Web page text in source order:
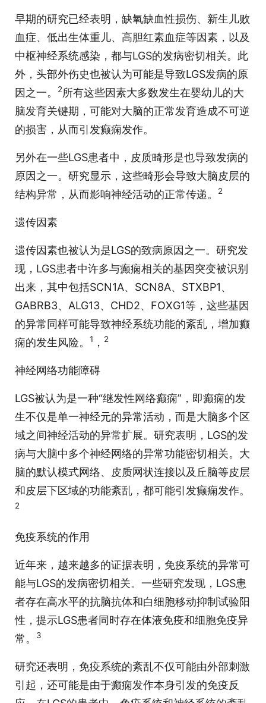
早期的研究已经表明，缺氧缺血性损伤、新生儿败
血症、低出生体重儿、高胆红素血症等因素，以及
中枢神经系统感染，都与LGS的发病密切相关。此
外，头部外伤史也被认为可能是导致LGS发病的原
因之一。
2所有这些因素大多数发生在婴幼儿的大
脑发育关键期，可能对大脑的正常发育造成不可逆
的损害，从而引发癫痫发作。
另外在一些LGS患者中，皮质畸形是也导致发病的
原因之一。研究显示，这些畸形会导致大脑皮层的
结构异常，从而影响神经活动的正常传递。
2
遗传因素
遗传因素也被认为是LGS的致病原因之一。研究发
现，LGS患者中许多与癫痫相关的基因突变被识别
出来，其中包括SCN1A、SCN8A、STXBP1、
GABRB3、ALG13、CHD2、FOXG1等，这些基因
的异常同样可能导致神经系统功能的紊乱，增加癫
痫的发生风险。
1 ， 2
神经网络功能障碍
LGS被认为是一种“继发性网络癫痫”，即癫痫的发
生不仅是单一神经元的异常活动，而是大脑多个区
域之间神经活动的异常扩展。研究表明，LGS的发
病与大脑中多个神经网络的异常功能密切相关。大
脑的默认模式网络、皮质网状连接以及丘脑等皮层
和皮层下区域的功能紊乱，都可能引发癫痫发作。
2
免疫系统的作用
近年来，越来越多的证据表明，免疫系统的异常可
能与LGS的发病密切相关。一些研究发现，LGS患
者存在高水平的抗脑抗体和白细胞移动抑制试验阳
性，提示LGS患者同时存在体液免疫和细胞免疫异
常。
3
研究还表明，免疫系统的紊乱不仅可能由外部刺激
引起，还可能是由于癫痫发作本身引发的免疫反